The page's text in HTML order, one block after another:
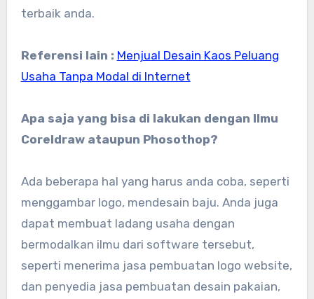
terbaik anda.
Referensi lain : Menjual Desain Kaos Peluang
Usaha Tanpa Modal di Internet
Apa saja yang bisa di lakukan dengan Ilmu
Coreldraw ataupun Phosothop?
Ada beberapa hal yang harus anda coba, seperti
menggambar logo, mendesain baju. Anda juga
dapat membuat ladang usaha dengan
bermodalkan ilmu dari software tersebut,
seperti menerima jasa pembuatan logo website,
dan penyedia jasa pembuatan desain pakaian,